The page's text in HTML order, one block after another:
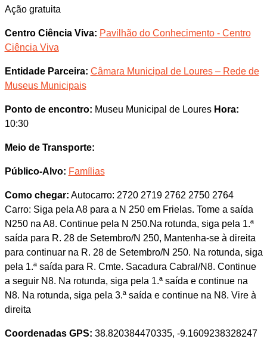
Ação gratuita
Centro Ciência Viva: Pavilhão do Conhecimento - Centro
Ciência Viva
Entidade Parceira: Câmara Municipal de Loures – Rede de
Museus Municipais
Ponto de encontro: Museu Municipal de Loures Hora:
10:30
Meio de Transporte:
Público-Alvo: Famílias
Como chegar: Autocarro: 2720 2719 2762 2750 2764
Carro: Siga pela A8 para a N 250 em Frielas. Tome a saída
N250 na A8. Continue pela N 250.Na rotunda, siga pela 1.ª
saída para R. 28 de Setembro/N 250, Mantenha-se à direita
para continuar na R. 28 de Setembro/N 250. Na rotunda, siga
pela 1.ª saída para R. Cmte. Sacadura Cabral/N8. Continue
a seguir N8. Na rotunda, siga pela 1.ª saída e continue na
N8. Na rotunda, siga pela 3.ª saída e continue na N8. Vire à
direita
Coordenadas GPS: 38.820384470335, -9.1609238328247